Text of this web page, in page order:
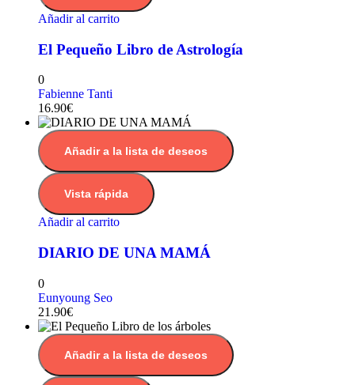
Añadir al carrito
El Pequeño Libro de Astrología
0
Fabienne Tanti
16.90€
Añadir a la lista de deseos
Vista rápida
Añadir al carrito
DIARIO DE UNA MAMÁ
0
Eunyoung Seo
21.90€
Añadir a la lista de deseos